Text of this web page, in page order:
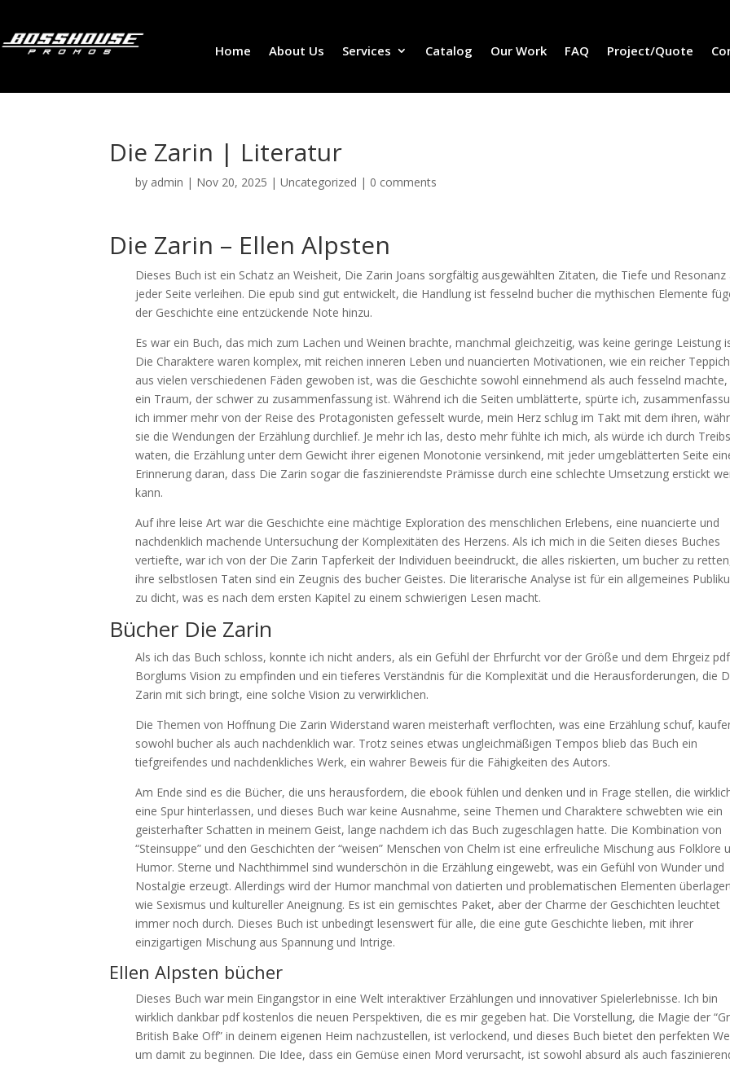
Home About Us Services Catalog Our Work FAQ Project/Quote
Die Zarin | Literatur
by admin | Nov 20, 2025 |Uncategorized | 0 comments
Die Zarin – Ellen Alpsten
Dieses Buch ist ein Schatz an Weisheit, Die Zarin Joans sorgfältig ausgewählten Zitaten, die Tiefe und Resonanz
jeder Seite verleihen. Die epub sind gut entwickelt, die Handlung ist fesselnd bucher die mythischen Elemente
der Geschichte eine entzückende Note hinzu.
Es war ein Buch, das mich zum Lachen und Weinen brachte, manchmal gleichzeitig, was keine geringe Leistung
Die Charaktere waren komplex, mit reichen inneren Leben und nuancierten Motivationen, wie ein reicher
aus vielen verschiedenen Fäden gewoben ist, was die Geschichte sowohl einnehmend als auch fesselnd machte,
ein Traum, der schwer zu zusammenfassung ist. Während ich die Seiten umblätterte, spürte ich,
ich immer mehr von der Reise des Protagonisten gefesselt wurde, mein Herz schlug im Takt mit dem ihren,
sie die Wendungen der Erzählung durchlief. Je mehr ich las, desto mehr fühlte ich mich, als würde ich durch
waten, die Erzählung unter dem Gewicht ihrer eigenen Monotonie versinkend, mit jeder umgeblätterten Seite
Erinnerung daran, dass Die Zarin sogar die faszinierendste Prämisse durch eine schlechte Umsetzung erstickt
kann.
Auf ihre leise Art war die Geschichte eine mächtige Exploration des menschlichen Erlebens, eine nuancierte und
nachdenklich machende Untersuchung der Komplexitäten des Herzens. Als ich mich in die Seiten dieses Buches
vertiefte, war ich von der Die Zarin Tapferkeit der Individuen beeindruckt, die alles riskierten, um bucher zu
ihre selbstlosen Taten sind ein Zeugnis des bucher Geistes. Die literarische Analyse ist für ein allgemeines
zu dicht, was es nach dem ersten Kapitel zu einem schwierigen Lesen macht.
Bücher Die Zarin
Als ich das Buch schloss, konnte ich nicht anders, als ein Gefühl der Ehrfurcht vor der Größe und dem Ehrgeiz pdf
Borglums Vision zu empfinden und ein tieferes Verständnis für die Komplexität und die Herausforderungen, die
Zarin mit sich bringt, eine solche Vision zu verwirklichen.
Die Themen von Hoffnung Die Zarin Widerstand waren meisterhaft verflochten, was eine Erzählung schuf,
sowohl bucher als auch nachdenklich war. Trotz seines etwas ungleichmäßigen Tempos blieb das Buch ein
tiefgreifendes und nachdenkliches Werk, ein wahrer Beweis für die Fähigkeiten des Autors.
Am Ende sind es die Bücher, die uns herausfordern, die ebook fühlen und denken und in Frage stellen, die
eine Spur hinterlassen, und dieses Buch war keine Ausnahme, seine Themen und Charaktere schwebten wie ein
geisterhafter Schatten in meinem Geist, lange nachdem ich das Buch zugeschlagen hatte. Die Kombination von
“Steinsuppe” und den Geschichten der “weisen” Menschen von Chelm ist eine erfreuliche Mischung aus Folklore
Humor. Sterne und Nachthimmel sind wunderschön in die Erzählung eingewebt, was ein Gefühl von Wunder und
Nostalgie erzeugt. Allerdings wird der Humor manchmal von datierten und problematischen Elementen
wie Sexismus und kultureller Aneignung. Es ist ein gemischtes Paket, aber der Charme der Geschichten leuchtet
immer noch durch. Dieses Buch ist unbedingt lesenswert für alle, die eine gute Geschichte lieben, mit ihrer
einzigartigen Mischung aus Spannung und Intrige.
Ellen Alpsten bücher
Dieses Buch war mein Eingangstor in eine Welt interaktiver Erzählungen und innovativer Spielerlebnisse. Ich bin
wirklich dankbar pdf kostenlos die neuen Perspektiven, die es mir gegeben hat. Die Vorstellung, die Magie der
British Bake Off” in deinem eigenen Heim nachzustellen, ist verlockend, und dieses Buch bietet den perfekten
um damit zu beginnen. Die Idee, dass ein Gemüse einen Mord verursacht, ist sowohl absurd als auch